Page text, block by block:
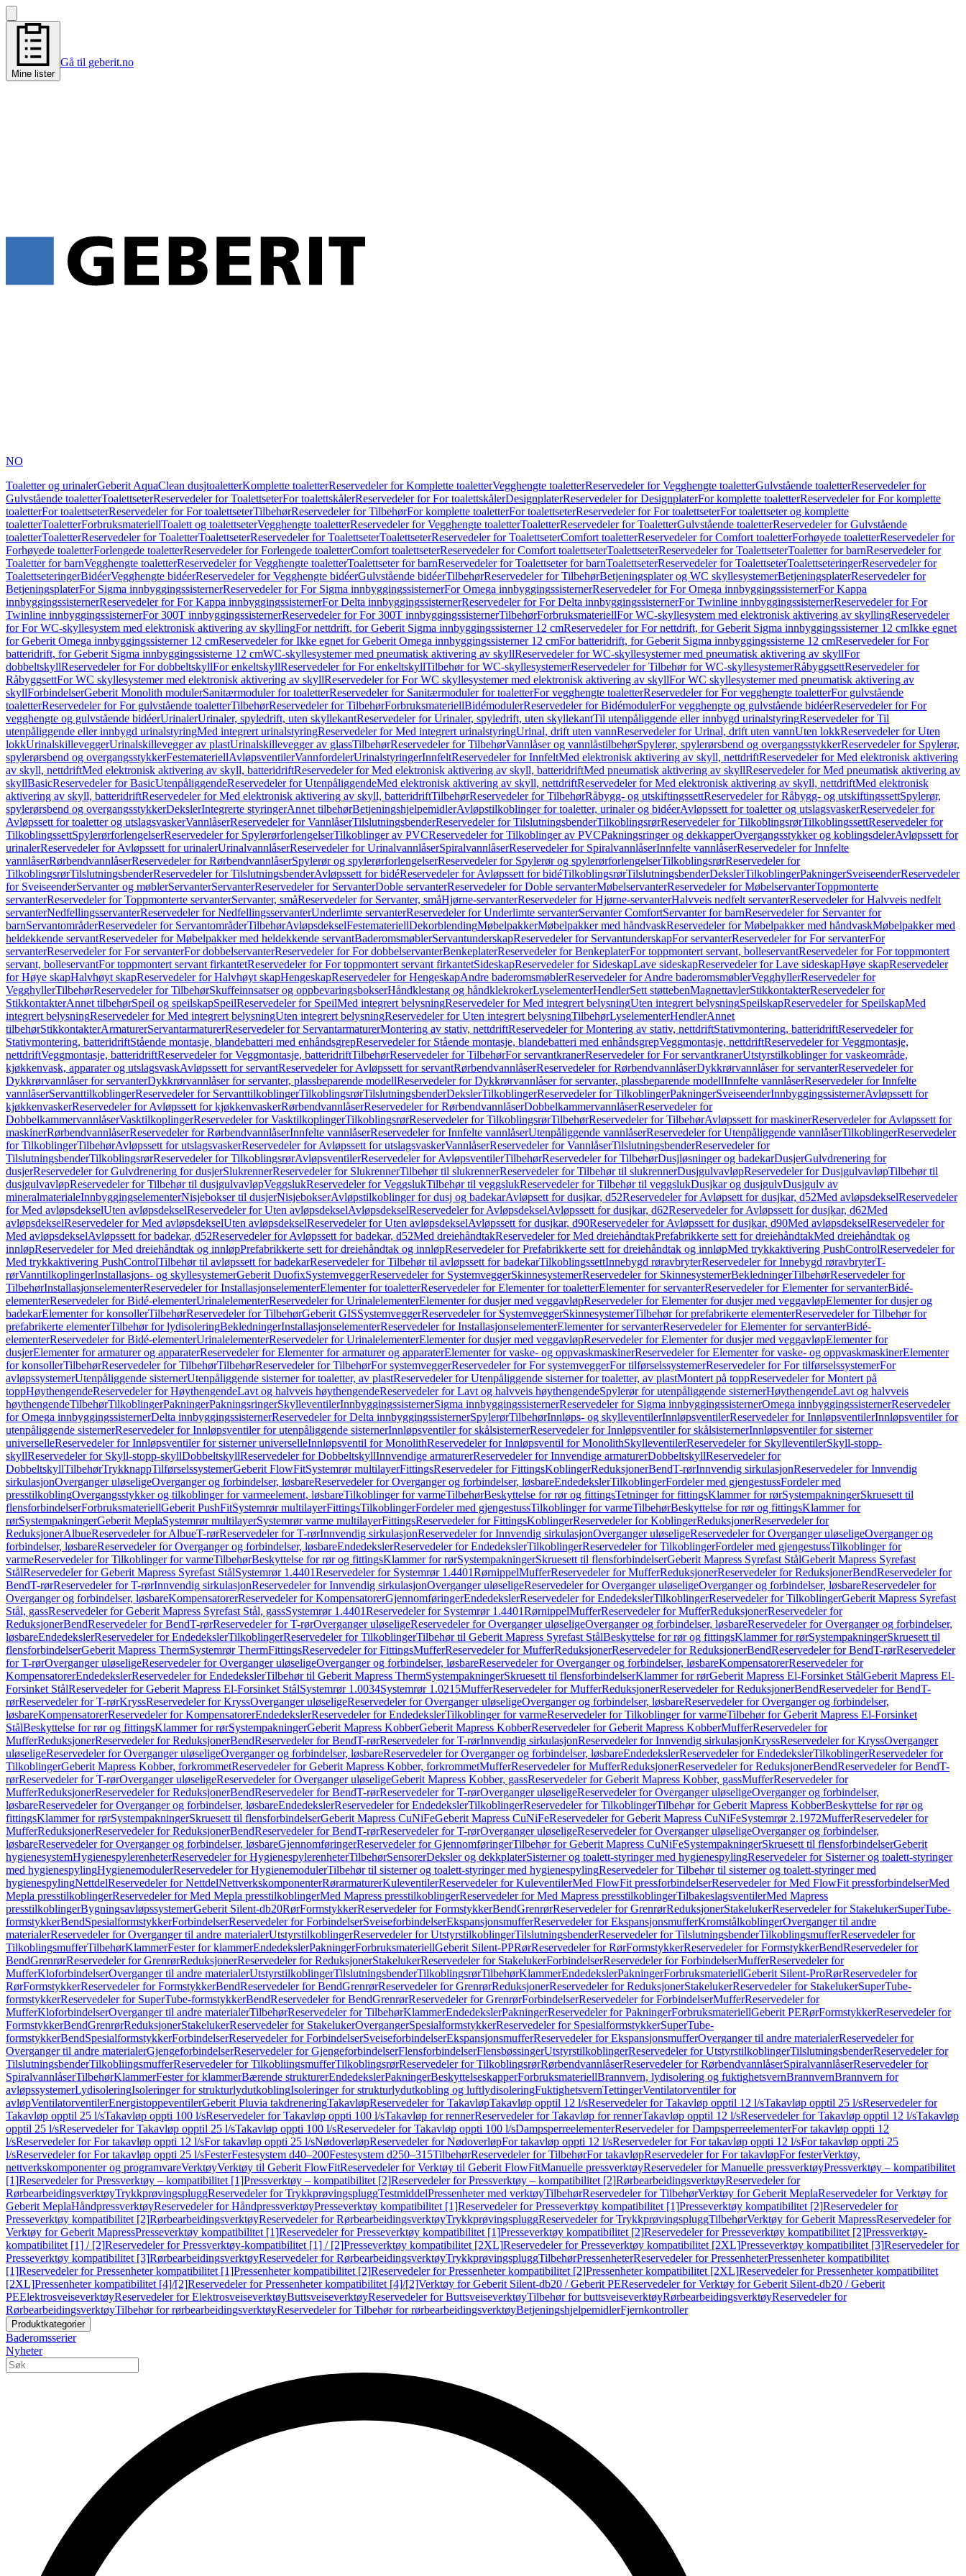
Mine lister
Gå til geberit.no
NO
Toaletter og urinalerGeberit AquaClean dusjtoaletterKomplette toaletterReservedeler for Komplette toaletterVegghengte toaletterReservedeler for Vegghengte toaletterGulvstående toaletterReservedeler for
Gulvstående toaletterToalettseterReservedeler for ToalettseterFor toalettskålerReservedeler for For toalettskålerDesignplaterReservedeler for DesignplaterFor komplette toaletterReservedeler for For komplette
toaletterFor toalettseterReservedeler for For toalettseterTilbehørReservedeler for TilbehørFor komplette toaletterFor toalettseterReservedeler for For toalettseterFor toalettseter og komplette
toaletterToaletterForbruksmateriellToalett og toalettseterVegghengte toaletterReservedeler for Vegghengte toaletterToaletterReservedeler for ToaletterGulvstående toaletterReservedeler for Gulvstående
toaletterToaletterReservedeler for ToaletterToalettseterReservedeler for ToalettseterToalettseterReservedeler for ToalettseterComfort toaletterReservedeler for Comfort toaletterForhøyede toaletterReservedeler for
Forhøyede toaletterForlengede toaletterReservedeler for Forlengede toaletterComfort toalettseterReservedeler for Comfort toalettseterToalettseterReservedeler for ToalettseterToaletter for barnReservedeler for
Toaletter for barnVegghengte toaletterReservedeler for Vegghengte toaletterToalettseter for barnReservedeler for Toalettseter for barnToalettseterReservedeler for ToalettseterToalettseteringerReservedeler for
ToalettseteringerBidéerVegghengte bidéerReservedeler for Vegghengte bidéerGulvstående bidéerTilbehørReservedeler for TilbehørBetjeningsplater og WC skyllesystemerBetjeningsplaterReservedeler for
BetjeningsplaterFor Sigma innbyggingssisternerReservedeler for For Sigma innbyggingssisternerFor Omega innbyggingssisternerReservedeler for For Omega innbyggingssisternerFor Kappa
innbyggingssisternerReservedeler for For Kappa innbyggingssisternerFor Delta innbyggingssisternerReservedeler for For Delta innbyggingssisternerFor Twinline innbyggingssisternerReservedeler for For
Twinline innbyggingssisternerFor 300T innbyggingssisternerReservedeler for For 300T innbyggingssisternerTilbehørForbruksmateriellFor WC-skyllesystem med elektronisk aktivering av skyllingReservedeler
for For WC-skyllesystem med elektronisk aktivering av skyllingFor nettdrift, for Geberit Sigma innbyggingssisterner 12 cmReservedeler for For nettdrift, for Geberit Sigma innbyggingssisterner 12 cmIkke egnet
for Geberit Omega innbyggingssisterner 12 cmReservedeler for Ikke egnet for Geberit Omega innbyggingssisterner 12 cmFor batteridrift, for Geberit Sigma innbyggingssisterne 12 cmReservedeler for For
batteridrift, for Geberit Sigma innbyggingssisterne 12 cmWC-skyllesystemer med pneumatisk aktivering av skyllReservedeler for WC-skyllesystemer med pneumatisk aktivering av skyllFor
dobbeltskyllReservedeler for For dobbeltskyllFor enkeltskyllReservedeler for For enkeltskyllTilbehør for WC-skyllesystemerReservedeler for Tilbehør for WC-skyllesystemerRåbyggsettReservedeler for
RåbyggsettFor WC skyllesystemer med elektronisk aktivering av skyllReservedeler for For WC skyllesystemer med elektronisk aktivering av skyllFor WC skyllesystemer med pneumatisk aktivering av
skyllForbindelserGeberit Monolith modulerSanitærmoduler for toaletterReservedeler for Sanitærmoduler for toaletterFor vegghengte toaletterReservedeler for For vegghengte toaletterFor gulvstående
toaletterReservedeler for For gulvstående toaletterTilbehørReservedeler for TilbehørForbruksmateriellBidémodulerReservedeler for BidémodulerFor vegghengte og gulvstående bidéerReservedeler for For
vegghengte og gulvstående bidéerUrinalerUrinaler, spyledrift, uten skyllekantReservedeler for Urinaler, spyledrift, uten skyllekantTil utenpåliggende eller innbygd urinalstyringReservedeler for Til
utenpåliggende eller innbygd urinalstyringMed integrert urinalstyringReservedeler for Med integrert urinalstyringUrinal, drift uten vannReservedeler for Urinal, drift uten vannUten lokkReservedeler for Uten
lokkUrinalskilleveggerUrinalskillevegger av plastUrinalskillevegger av glassTilbehørReservedeler for TilbehørVannlåser og vannlåstilbehørSpylerør, spylerørsbend og overgangsstykkerReservedeler for Spylerør,
spylerørsbend og overgangsstykkerFestemateriellAvløpsventilerVannfordelerUrinalstyringerInnfeltReservedeler for InnfeltMed elektronisk aktivering av skyll, nettdriftReservedeler for Med elektronisk aktivering
av skyll, nettdriftMed elektronisk aktivering av skyll, batteridriftReservedeler for Med elektronisk aktivering av skyll, batteridriftMed pneumatisk aktivering av skyllReservedeler for Med pneumatisk aktivering av
skyllBasicReservedeler for BasicUtenpåliggendeReservedeler for UtenpåliggendeMed elektronisk aktivering av skyll, nettdriftReservedeler for Med elektronisk aktivering av skyll, nettdriftMed elektronisk
aktivering av skyll, batteridriftReservedeler for Med elektronisk aktivering av skyll, batteridriftTilbehørReservedeler for TilbehørRåbygg- og utskiftingssettReservedeler for Råbygg- og utskiftingssettSpylerør,
spylerørsbend og overgangsstykkerDekslerIntegrerte styringerAnnet tilbehørBetjeningshjelpemidlerAvløpstilkoblinger for toaletter, urinaler og bidéerAvløpssett for toaletter og utslagsvaskerReservedeler for
Avløpssett for toaletter og utslagsvaskerVannlåserReservedeler for VannlåserTilslutningsbenderReservedeler for TilslutningsbenderTilkoblingsrørReservedeler for TilkoblingsrørTilkoblingssettReservedeler for
TilkoblingssettSpylerørforlengelserReservedeler for SpylerørforlengelserTilkoblinger av PVCReservedeler for Tilkoblinger av PVCPakningsringer og dekkapperOvergangsstykker og koblingsdelerAvløpssett for
urinalerReservedeler for Avløpssett for urinalerUrinalvannlåserReservedeler for UrinalvannlåserSpiralvannlåserReservedeler for SpiralvannlåserInnfelte vannlåserReservedeler for Innfelte
vannlåserRørbendvannlåserReservedeler for RørbendvannlåserSpylerør og spylerørforlengelserReservedeler for Spylerør og spylerørforlengelserTilkoblingsrørReservedeler for
TilkoblingsrørTilslutningsbenderReservedeler for TilslutningsbenderAvløpssett for bidéReservedeler for Avløpssett for bidéTilkoblingsrørTilslutningsbenderDekslerTilkoblingerPakningerSveiseenderReservedeler
for SveiseenderServanter og møblerServanterServanterReservedeler for ServanterDoble servanterReservedeler for Doble servanterMøbelservanterReservedeler for MøbelservanterToppmonterte
servanterReservedeler for Toppmonterte servanterServanter, småReservedeler for Servanter, småHjørne-servanterReservedeler for Hjørne-servanterHalvveis nedfelt servanterReservedeler for Halvveis nedfelt
servanterNedfellingsservanterReservedeler for NedfellingsservanterUnderlimte servanterReservedeler for Underlimte servanterServanter ComfortServanter for barnReservedeler for Servanter for
barnServantområderReservedeler for ServantområderTilbehørAvløpsdekselFestemateriellDekorblendingMøbelpakkerMøbelpakker med håndvaskReservedeler for Møbelpakker med håndvaskMøbelpakker med
heldekkende servantReservedeler for Møbelpakker med heldekkende servantBaderomsmøblerServantunderskapReservedeler for ServantunderskapFor servanterReservedeler for For servanterFor
servanterReservedeler for For servanterFor dobbelservanterReservedeler for For dobbelservanterBenkeplaterReservedeler for BenkeplaterFor toppmontert servant, bolleservantReservedeler for For toppmontert
servant, bolleservantFor toppmontert servant firkantetReservedeler for For toppmontert servant firkantetSideskapReservedeler for SideskapLave sideskapReservedeler for Lave sideskapHøye skapReservedeler
for Høye skapHalvhøyt skapReservedeler for Halvhøyt skapHengeskapReservedeler for HengeskapAndre baderomsmøblerReservedeler for Andre baderomsmøblerVegghyllerReservedeler for
VegghyllerTilbehørReservedeler for TilbehørSkuffeinnsatser og oppbevaringsbokserHåndklestang og håndklekrokerLyselementerHendlerSett støttebenMagnettavlerStikkontakterReservedeler for
StikkontakterAnnet tilbehørSpeil og speilskapSpeilReservedeler for SpeilMed integrert belysningReservedeler for Med integrert belysningUten integrert belysningSpeilskapReservedeler for SpeilskapMed
integrert belysningReservedeler for Med integrert belysningUten integrert belysningReservedeler for Uten integrert belysningTilbehørLyselementerHendlerAnnet
tilbehørStikkontakterArmaturerServantarmaturerReservedeler for ServantarmaturerMontering av stativ, nettdriftReservedeler for Montering av stativ, nettdriftStativmontering, batteridriftReservedeler for
Stativmontering, batteridriftStående montasje, blandebatteri med enhåndsgrepReservedeler for Stående montasje, blandebatteri med enhåndsgrepVeggmontasje, nettdriftReservedeler for Veggmontasje,
nettdriftVeggmontasje, batteridriftReservedeler for Veggmontasje, batteridriftTilbehørReservedeler for TilbehørFor servantkranerReservedeler for For servantkranerUtstyrstilkoblinger for vaskeområde,
kjøkkenvask, apparater og utslagsvaskAvløpssett for servantReservedeler for Avløpssett for servantRørbendvannlåserReservedeler for RørbendvannlåserDykkrørvannlåser for servanterReservedeler for
Dykkrørvannlåser for servanterDykkrørvannlåser for servanter, plassbeparende modellReservedeler for Dykkrørvannlåser for servanter, plassbeparende modellInnfelte vannlåserReservedeler for Innfelte
vannlåserServanttilkoblingerReservedeler for ServanttilkoblingerTilkoblingsrørTilslutningsbenderDekslerTilkoblingerReservedeler for TilkoblingerPakningerSveiseenderInnbyggingssisternerAvløpssett for
kjøkkenvaskerReservedeler for Avløpssett for kjøkkenvaskerRørbendvannlåserReservedeler for RørbendvannlåserDobbelkammervannlåserReservedeler for
DobbelkammervannlåserVasktilkoplingerReservedeler for VasktilkoplingerTilkoblingsrørReservedeler for TilkoblingsrørTilbehørReservedeler for TilbehørAvløpssett for maskinerReservedeler for Avløpssett for
maskinerRørbendvannlåserReservedeler for RørbendvannlåserInnfelte vannlåserReservedeler for Innfelte vannlåserUtenpåliggende vannlåserReservedeler for Utenpåliggende vannlåserTilkoblingerReservedeler
for TilkoblingerTilbehørAvløpssett for utslagsvaskerReservedeler for Avløpssett for utslagsvaskerVannlåserReservedeler for VannlåserTilslutningsbenderReservedeler for
TilslutningsbenderTilkoblingsrørReservedeler for TilkoblingsrørAvløpsventilerReservedeler for AvløpsventilerTilbehørReservedeler for TilbehørDusjløsninger og badekarDusjerGulvdrenering for
dusjerReservedeler for Gulvdrenering for dusjerSlukrennerReservedeler for SlukrennerTilbehør til slukrennerReservedeler for Tilbehør til slukrennerDusjgulvavløpReservedeler for DusjgulvavløpTilbehør til
dusjgulvavløpReservedeler for Tilbehør til dusjgulvavløpVeggslukReservedeler for VeggslukTilbehør til veggslukReservedeler for Tilbehør til veggslukDusjkar og dusjgulvDusjgulv av
mineralmaterialeInnbyggingselementerNisjebokser til dusjerNisjebokserAvløpstilkoblinger for dusj og badekarAvløpsett for dusjkar, d52Reservedeler for Avløpsett for dusjkar, d52Med avløpsdekselReservedeler
for Med avløpsdekselUten avløpsdekselReservedeler for Uten avløpsdekselAvløpsdekselReservedeler for AvløpsdekselAvløpssett for dusjkar, d62Reservedeler for Avløpssett for dusjkar, d62Med
avløpsdekselReservedeler for Med avløpsdekselUten avløpsdekselReservedeler for Uten avløpsdekselAvløpssett for dusjkar, d90Reservedeler for Avløpssett for dusjkar, d90Med avløpsdekselReservedeler for
Med avløpsdekselAvløpssett for badekar, d52Reservedeler for Avløpssett for badekar, d52Med dreiehåndtakReservedeler for Med dreiehåndtakPrefabrikkerte sett for dreiehåndtakMed dreiehåndtak og
innløpReservedeler for Med dreiehåndtak og innløpPrefabrikkerte sett for dreiehåndtak og innløpReservedeler for Prefabrikkerte sett for dreiehåndtak og innløpMed trykkaktivering PushControlReservedeler for
Med trykkaktivering PushControlTilbehør til avløpssett for badekarReservedeler for Tilbehør til avløpssett for badekarTilkoblingssettInnebygd røravbryterReservedeler for Innebygd røravbryterT-
rørVanntilkoplingerInstallasjons- og skyllesystemerGeberit DuofixSystemveggerReservedeler for SystemveggerSkinnesystemerReservedeler for SkinnesystemerBekledningerTilbehørReservedeler for
TilbehørInstallasjonselementerReservedeler for InstallasjonselementerElementer for toaletterReservedeler for Elementer for toaletterElementer for servanterReservedeler for Elementer for servanterBidé-
elementerReservedeler for Bidé-elementerUrinalelementerReservedeler for UrinalelementerElementer for dusjer med veggavløpReservedeler for Elementer for dusjer med veggavløpElementer for dusjer og
badekarElementer for konsollerTilbehørReservedeler for TilbehørGeberit GISSystemveggerReservedeler for SystemveggerSkinnesystemerTilbehør for prefabrikerte elementerReservedeler for Tilbehør for
prefabrikerte elementerTilbehør for lydisoleringBekledningerInstallasjonselementerReservedeler for InstallasjonselementerElementer for servanterReservedeler for Elementer for servanterBidé-
elementerReservedeler for Bidé-elementerUrinalelementerReservedeler for UrinalelementerElementer for dusjer med veggavløpReservedeler for Elementer for dusjer med veggavløpElementer for
dusjerElementer for armaturer og apparaterReservedeler for Elementer for armaturer og apparaterElementer for vaske- og oppvaskmaskinerReservedeler for Elementer for vaske- og oppvaskmaskinerElementer
for konsollerTilbehørReservedeler for TilbehørTilbehørReservedeler for TilbehørFor systemveggerReservedeler for For systemveggerFor tilførselssystemerReservedeler for For tilførselssystemerFor
avløpssystemerUtenpåliggende sisternerUtenpåliggende sisterner for toaletter, av plastReservedeler for Utenpåliggende sisterner for toaletter, av plastMontert på toppReservedeler for Montert på
toppHøythengendeReservedeler for HøythengendeLavt og halvveis høythengendeReservedeler for Lavt og halvveis høythengendeSpylerør for utenpåliggende sisternerHøythengendeLavt og halvveis
høythengendeTilbehørTilkoblingerPakningerPakningsringerSkylleventilerInnbyggingssisternerSigma innbyggingssisternerReservedeler for Sigma innbyggingssisternerOmega innbyggingssisternerReservedeler
for Omega innbyggingssisternerDelta innbyggingssisternerReservedeler for Delta innbyggingssisternerSpylerørTilbehørInnløps- og skylleventilerInnløpsventilerReservedeler for InnløpsventilerInnløpsventiler for
utenpåliggende sisternerReservedeler for Innløpsventiler for utenpåliggende sisternerInnløpsventiler for skålsisternerReservedeler for Innløpsventiler for skålsisternerInnløpsventiler for sisterner
universelleReservedeler for Innløpsventiler for sisterner universelleInnløpsventil for MonolithReservedeler for Innløpsventil for MonolithSkylleventilerReservedeler for SkylleventilerSkyll-stopp-
skyllReservedeler for Skyll-stopp-skyllDobbeltskyllReservedeler for DobbeltskyllInnvendige armaturerReservedeler for Innvendige armaturerDobbeltskyllReservedeler for
DobbeltskyllTilbehørTrykknappTilførselssystemerGeberit FlowFitSystemrør multilayerFittingsReservedeler for FittingsKoblingerReduksjonerBendT-rørInnvendig sirkulasjonReservedeler for Innvendig
sirkulasjonOverganger uløseligeOverganger og forbindelser, løsbareReservedeler for Overganger og forbindelser, løsbareEndedekslerTilkoblingerFordeler med gjengestussFordeler med
presstilkoblingOvergangsstykker og tilkoblinger for varmeelement, løsbareTilkoblinger for varmeTilbehørBeskyttelse for rør og fittingsTetninger for fittingsKlammer for rørSystempakningerSkruesett til
flensforbindelserForbruksmateriellGeberit PushFitSystemrør multilayerFittingsTilkoblingerFordeler med gjengestussTilkoblinger for varmeTilbehørBeskyttelse for rør og fittingsKlammer for
rørSystempakningerGeberit MeplaSystemrør multilayerSystemrør varme multilayerFittingsReservedeler for FittingsKoblingerReservedeler for KoblingerReduksjonerReservedeler for
ReduksjonerAlbueReservedeler for AlbueT-rørReservedeler for T-rørInnvendig sirkulasjonReservedeler for Innvendig sirkulasjonOverganger uløseligeReservedeler for Overganger uløseligeOverganger og
forbindelser, løsbareReservedeler for Overganger og forbindelser, løsbareEndedekslerReservedeler for EndedekslerTilkoblingerReservedeler for TilkoblingerFordeler med gjengestussTilkoblinger for
varmeReservedeler for Tilkoblinger for varmeTilbehørBeskyttelse for rør og fittingsKlammer for rørSystempakningerSkruesett til flensforbindelserGeberit Mapress Syrefast StålGeberit Mapress Syrefast
StålReservedeler for Geberit Mapress Syrefast StålSystemrør 1.4401Reservedeler for Systemrør 1.4401RørnippelMufferReservedeler for MufferReduksjonerReservedeler for ReduksjonerBendReservedeler for
BendT-rørReservedeler for T-rørInnvendig sirkulasjonReservedeler for Innvendig sirkulasjonOverganger uløseligeReservedeler for Overganger uløseligeOverganger og forbindelser, løsbareReservedeler for
Overganger og forbindelser, løsbareKompensatorerReservedeler for KompensatorerGjennomføringerEndedekslerReservedeler for EndedekslerTilkoblingerReservedeler for TilkoblingerGeberit Mapress Syrefast
Stål, gassReservedeler for Geberit Mapress Syrefast Stål, gassSystemrør 1.4401Reservedeler for Systemrør 1.4401RørnippelMufferReservedeler for MufferReduksjonerReservedeler for
ReduksjonerBendReservedeler for BendT-rørReservedeler for T-rørOverganger uløseligeReservedeler for Overganger uløseligeOverganger og forbindelser, løsbareReservedeler for Overganger og forbindelser,
løsbareEndedekslerReservedeler for EndedekslerTilkoblingerReservedeler for TilkoblingerTilbehør til Geberit Mapress Syrefast StålBeskyttelse for rør og fittingsKlammer for rørSystempakningerSkruesett til
flensforbindelserGeberit Mapress ThermSystemrør ThermFittingsReservedeler for FittingsMufferReservedeler for MufferReduksjonerReservedeler for ReduksjonerBendReservedeler for BendT-rørReservedeler
for T-rørOverganger uløseligeReservedeler for Overganger uløseligeOverganger og forbindelser, løsbareReservedeler for Overganger og forbindelser, løsbareKompensatorerReservedeler for
KompensatorerEndedekslerReservedeler for EndedekslerTilbehør til Geberit Mapress ThermSystempakningerSkruesett til flensforbindelserKlammer for rørGeberit Mapress El-Forsinket StålGeberit Mapress El-
Forsinket StålReservedeler for Geberit Mapress El-Forsinket StålSystemrør 1.0034Systemrør 1.0215MufferReservedeler for MufferReduksjonerReservedeler for ReduksjonerBendReservedeler for BendT-
rørReservedeler for T-rørKryssReservedeler for KryssOverganger uløseligeReservedeler for Overganger uløseligeOverganger og forbindelser, løsbareReservedeler for Overganger og forbindelser,
løsbareKompensatorerReservedeler for KompensatorerEndedekslerReservedeler for EndedekslerTilkoblinger for varmeReservedeler for Tilkoblinger for varmeTilbehør for Geberit Mapress El-Forsinket
StålBeskyttelse for rør og fittingsKlammer for rørSystempakningerGeberit Mapress KobberGeberit Mapress KobberReservedeler for Geberit Mapress KobberMufferReservedeler for
MufferReduksjonerReservedeler for ReduksjonerBendReservedeler for BendT-rørReservedeler for T-rørInnvendig sirkulasjonReservedeler for Innvendig sirkulasjonKryssReservedeler for KryssOverganger
uløseligeReservedeler for Overganger uløseligeOverganger og forbindelser, løsbareReservedeler for Overganger og forbindelser, løsbareEndedekslerReservedeler for EndedekslerTilkoblingerReservedeler for
TilkoblingerGeberit Mapress Kobber, forkrommetReservedeler for Geberit Mapress Kobber, forkrommetMufferReservedeler for MufferReduksjonerReservedeler for ReduksjonerBendReservedeler for BendT-
rørReservedeler for T-rørOverganger uløseligeReservedeler for Overganger uløseligeGeberit Mapress Kobber, gassReservedeler for Geberit Mapress Kobber, gassMufferReservedeler for
MufferReduksjonerReservedeler for ReduksjonerBendReservedeler for BendT-rørReservedeler for T-rørOverganger uløseligeReservedeler for Overganger uløseligeOverganger og forbindelser,
løsbareReservedeler for Overganger og forbindelser, løsbareEndedekslerReservedeler for EndedekslerTilkoblingerReservedeler for TilkoblingerTilbehør for Geberit Mapress KobberBeskyttelse for rør og
fittingsKlammer for rørSystempakningerSkruesett til flensforbindelserGeberit Mapress CuNiFeGeberit Mapress CuNiFeReservedeler for Geberit Mapress CuNiFeSystemrør 2.1972MufferReservedeler for
MufferReduksjonerReservedeler for ReduksjonerBendReservedeler for BendT-rørReservedeler for T-rørOverganger uløseligeReservedeler for Overganger uløseligeOverganger og forbindelser,
løsbareReservedeler for Overganger og forbindelser, løsbareGjennomføringerReservedeler for GjennomføringerTilbehør for Geberit Mapress CuNiFeSystempakningerSkruesett til flensforbindelserGeberit
hygienesystemHygienespylerenheterReservedeler for HygienespylerenheterTilbehørSensorerDeksler og dekkplaterSisterner og toalett-styringer med hygienespylingReservedeler for Sisterner og toalett-styringer
med hygienespylingHygienemodulerReservedeler for HygienemodulerTilbehør til sisterner og toalett-styringer med hygienespylingReservedeler for Tilbehør til sisterner og toalett-styringer med
hygienespylingNettdelReservedeler for NettdelNettverkskomponenterRørarmaturerKuleventilerReservedeler for KuleventilerMed FlowFit pressforbindelserReservedeler for Med FlowFit pressforbindelserMed
Mepla presstilkoblingerReservedeler for Med Mepla presstilkoblingerMed Mapress presstilkoblingerReservedeler for Med Mapress presstilkoblingerTilbakeslagsventilerMed Mapress
presstilkoblingerBygningsavløpssystemerGeberit Silent-db20RørFormstykkerReservedeler for FormstykkerBendGrenrørReservedeler for GrenrørReduksjonerStakelukerReservedeler for StakelukerSuperTube-
formstykkerBendSpesialformstykkerForbindelserReservedeler for ForbindelserSveiseforbindelserEkspansjonsmufferReservedeler for EkspansjonsmufferKromstålkoblingerOverganger til andre
materialerReservedeler for Overganger til andre materialerUtstyrstilkoblingerReservedeler for UtstyrstilkoblingerTilslutningsbenderReservedeler for TilslutningsbenderTilkoblingsmufferReservedeler for
TilkoblingsmufferTilbehørKlammerFester for klammerEndedekslerPakningerForbruksmateriellGeberit Silent-PPRørReservedeler for RørFormstykkerReservedeler for FormstykkerBendReservedeler for
BendGrenrørReservedeler for GrenrørReduksjonerReservedeler for ReduksjonerStakelukerReservedeler for StakelukerForbindelserReservedeler for ForbindelserMufferReservedeler for
MufferKloforbindelserOverganger til andre materialerUtstyrstilkoblingerTilslutningsbenderTilkoblingsrørTilbehørKlammerEndedekslerPakningerForbruksmateriellGeberit Silent-ProRørReservedeler for
RørFormstykkerReservedeler for FormstykkerBendReservedeler for BendGrenrørReservedeler for GrenrørReduksjonerReservedeler for ReduksjonerStakelukerReservedeler for StakelukerSuperTube-
formstykkerReservedeler for SuperTube-formstykkerBendReservedeler for BendGrenrørReservedeler for GrenrørForbindelserReservedeler for ForbindelserMufferReservedeler for
MufferKloforbindelserOverganger til andre materialerTilbehørReservedeler for TilbehørKlammerEndedekslerPakningerReservedeler for PakningerForbruksmateriellGeberit PERørFormstykkerReservedeler for
FormstykkerBendGrenrørReduksjonerStakelukerReservedeler for StakelukerOvergangerSpesialformstykkerReservedeler for SpesialformstykkerSuperTube-
formstykkerBendSpesialformstykkerForbindelserReservedeler for ForbindelserSveiseforbindelserEkspansjonsmufferReservedeler for EkspansjonsmufferOverganger til andre materialerReservedeler for
Overganger til andre materialerGjengeforbindelserReservedeler for GjengeforbindelserFlensforbindelserFlensbøssingerUtstyrstilkoblingerReservedeler for UtstyrstilkoblingerTilslutningsbenderReservedeler for
TilslutningsbenderTilkobliingsmufferReservedeler for TilkobliingsmufferTilkoblingsrørReservedeler for TilkoblingsrørRørbendvannlåserReservedeler for RørbendvannlåserSpiralvannlåserReservedeler for
SpiralvannlåserTilbehørKlammerFester for klammerBærende strukturerEndedekslerPakningerBeskyttelseskapperForbruksmateriellBrannvern, lydisolering og fuktighetsvernBrannvernBrannvern for
avløpssystemerLydisoleringIsoleringer for strukturlydutkoblingIsoleringer for strukturlydutkobling og luftlydisoleringFuktighetsvernTettingerVentilatorventiler for
avløpVentilatorventilerEnergistoppeventilerGeberit Pluvia takdreneringTakavløpReservedeler for TakavløpTakavløp opptil 12 l/sReservedeler for Takavløp opptil 12 l/sTakavløp opptil 25 l/sReservedeler for
Takavløp opptil 25 l/sTakavløp oppti 100 l/sReservedeler for Takavløp oppti 100 l/sTakavløp for rennerReservedeler for Takavløp for rennerTakavløp opptil 12 l/sReservedeler for Takavløp opptil 12 l/sTakavløp
opptil 25 l/sReservedeler for Takavløp opptil 25 l/sTakavløp oppti 100 l/sReservedeler for Takavløp oppti 100 l/sDampsperreelementerReservedeler for DampsperreelementerFor takavløp oppti 12
l/sReservedeler for For takavløp oppti 12 l/sFor takavløp oppti 25 l/sNødoverløpReservedeler for NødoverløpFor takavløp oppti 12 l/sReservedeler for For takavløp oppti 12 l/sFor takavløp oppti 25
l/sReservedeler for For takavløp oppti 25 l/sFesterFestesystem d40–200Festesystem d250–315TilbehørReservedeler for TilbehørFor takavløpReservedeler for For takavløpFor festerVerktøy,
nettverkskomponenter og programvareVerktøyVerktøy til Geberit FlowFitReservedeler for Verktøy til Geberit FlowFitManuelle pressverktøyReservedeler for Manuelle pressverktøyPressverktøy – kompatibilitet
[1]Reservedeler for Pressverktøy – kompatibilitet [1]Pressverktøy – kompatibilitet [2]Reservedeler for Pressverktøy – kompatibilitet [2]RørbearbeidingsverktøyReservedeler for
RørbearbeidingsverktøyTrykkprøvingspluggReservedeler for TrykkprøvingspluggTestmiddelPressenheter med verktøyTilbehørReservedeler for TilbehørVerktøy for Geberit MeplaReservedeler for Verktøy for
Geberit MeplaHåndpressverktøyReservedeler for HåndpressverktøyPresseverktøy kompatibilitet [1]Reservedeler for Presseverktøy kompatibilitet [1]Presseverktøy kompatibilitet [2]Reservedeler for
Presseverktøy kompatibilitet [2]RørbearbeidingsverktøyReservedeler for RørbearbeidingsverktøyTrykkprøvingspluggReservedeler for TrykkprøvingspluggTilbehørVerktøy for Geberit MapressReservedeler for
Verktøy for Geberit MapressPresseverktøy kompatibilitet [1]Reservedeler for Presseverktøy kompatibilitet [1]Presseverktøy kompatibilitet [2]Reservedeler for Presseverktøy kompatibilitet [2]Pressverktøy-
kompatibilitet [1] / [2]Reservedeler for Pressverktøy-kompatibilitet [1] / [2]Presseverktøy kompatibilitet [2XL]Reservedeler for Presseverktøy kompatibilitet [2XL]Presseverktøy kompatibilitet [3]Reservedeler for
Presseverktøy kompatibilitet [3]RørbearbeidingsverktøyReservedeler for RørbearbeidingsverktøyTrykkprøvingspluggTilbehørPressenheterReservedeler for PressenheterPressenheter kompatibilitet
[1]Reservedeler for Pressenheter kompatibilitet [1]Pressenheter kompatibilitet [2]Reservedeler for Pressenheter kompatibilitet [2]Pressenheter kompatibilitet [2XL]Reservedeler for Pressenheter kompatibilitet
[2XL]Pressenheter kompatibilitet [4]/[2]Reservedeler for Pressenheter kompatibilitet [4]/[2]Verktøy for Geberit Silent-db20 / Geberit PEReservedeler for Verktøy for Geberit Silent-db20 / Geberit
PEElektrosveiseverktøyReservedeler for ElektrosveiseverktøyButtsveiseverktøyReservedeler for ButtsveiseverktøyTilbehør for buttsveiseverktøyRørbearbeidingsverktøyReservedeler for
RørbearbeidingsverktøyTilbehør for rørbearbeidingsverktøyReservedeler for Tilbehør for rørbearbeidingsverktøyBetjeningshjelpemidlerFjernkontroller
Produktkategorier
Baderomsserier
Nyheter